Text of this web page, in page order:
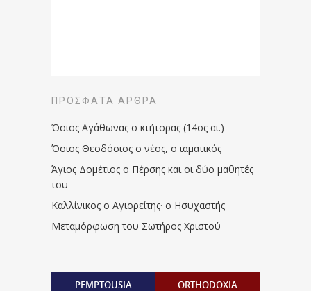
ΠΡΌΣΦΑΤΑ ΆΡΘΡΑ
Όσιος Αγάθωνας ο κτήτορας (14ος αι.)
Όσιος Θεοδόσιος ο νέος, ο ιαματικός
Άγιος Δομέτιος ο Πέρσης και οι δύο μαθητές
του
Καλλίνικος ο Αγιορείτης · ο Ησυχαστής
Μεταμόρφωση του Σωτήρος Χριστού
PEMPTOUSIA ORTHODOXIA